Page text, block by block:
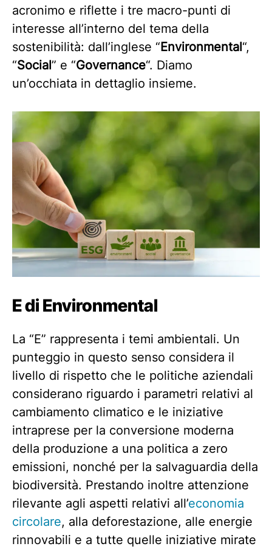
acronimo e riflette i tre macro-punti di
interesse all’interno del tema della
sostenibilità: dall’inglese “Environmental“,
“Social” e “Governance“. Diamo
un’occhiata in dettaglio insieme.
E di Environmental
La “E” rappresenta i temi ambientali. Un
punteggio in questo senso considera il
livello di rispetto che le politiche aziendali
considerano riguardo i parametri relativi al
cambiamento climatico e le iniziative
intraprese per la conversione moderna
della produzione a una politica a zero
emissioni, nonché per la salvaguardia della
biodiversità. Prestando inoltre attenzione
rilevante agli aspetti relativi all’economia
circolare, alla deforestazione, alle energie
rinnovabili e a tutte quelle iniziative mirate